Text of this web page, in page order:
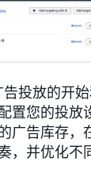
投放的开
置您的投放
广告库存，
，并优化不